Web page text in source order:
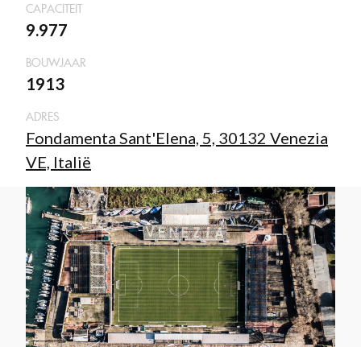
CAPACITEIT
9.977
BOUWJAAR
1913
ADRES
Fondamenta Sant'Elena, 5, 30132 Venezia
VE, Italië